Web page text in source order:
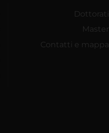
Dottorati
Master
Contatti e mappa